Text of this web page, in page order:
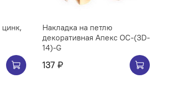
Накладка на петлю
декоративная Апекс OC-(3D-
14)-G
137 ₽